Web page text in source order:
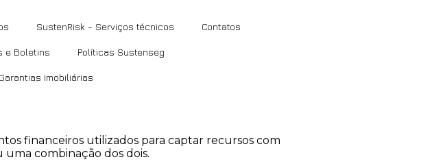
SustenRisk - Serviços técnicos Contatos
e Boletins Políticas Sustenseg
Imobiliárias
financeiros utilizados para captar recursos com
combinação dos dois.